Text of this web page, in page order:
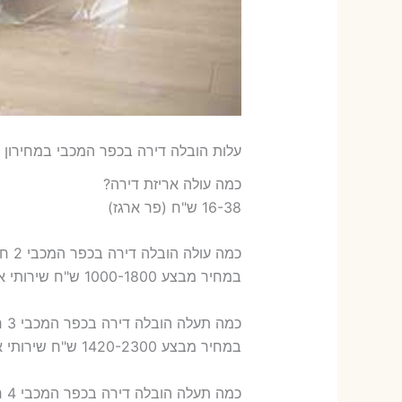
עלות הובלה דירה בכפר המכבי במחירון
כמה עולה אריזת דירה​?
16-38 ש"ח (פר ארגז)
כמה עולה הובלה דירה בכפר המכבי 2 חדרים פלוס עלות אריזת דירה ?
במחיר מבצע 1000-1800 ש"ח שירותי אריזת שני חדרים – 700-900 ש"ח
כמה תעלה הובלה דירה בכפר המכבי 3 חדרים פלוס עלות אריזת דירה ?
במחיר מבצע 1420-2300 ש"ח שירותי אריזת שלושה חדרים – 1,000-1,200 ש"ח
כמה תעלה הובלה דירה בכפר המכבי 4 חדרים פלוס עלות אריזת דירה ?